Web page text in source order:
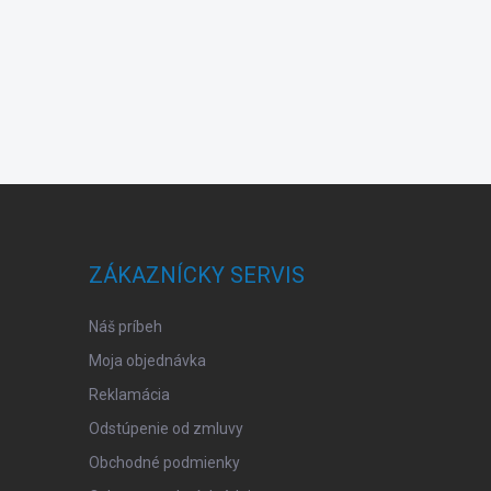
ZÁKAZNÍCKY SERVIS
Náš príbeh
Moja objednávka
Reklamácia
Odstúpenie od zmluvy
Obchodné podmienky